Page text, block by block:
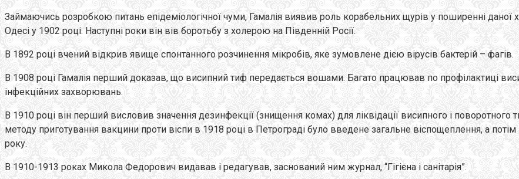
Займаючись розробкою питань епідеміологічної чуми, Гамалія виявив роль корабельних щурів у поширенні даної
Одесі у 1902 році. Наступні роки він вів боротьбу з холерою на Південній Росії.
В 1892 році вчений відкрив явище спонтанного розчинення мікробів, яке зумовлене дією вірусів бактерій – фагів.
В 1908 році Гамалія перший доказав, що висипний тиф передається вошами. Багато працював по профілактиці
інфекційних захворювань.
В 1910 році він перший висловив значення дезинфекції (знищення комах) для ліквідації висипного і поворотного
методу приготування вакцини проти віспи в 1918 році в Петрограді було введене загальне віспощеплення, а потім
року.
В 1910-1913 роках Микола Федорович видавав і редагував, заснований ним журнал, “Гігієна і санітарія”.